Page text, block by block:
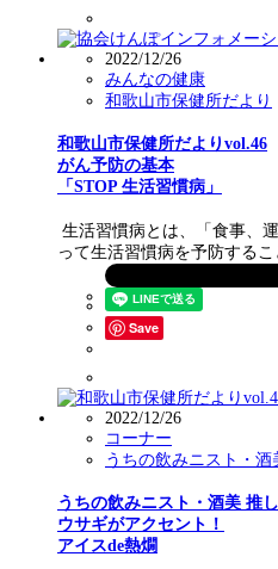
2022/12/26
みんなの健康
和歌山市保健所だより
和歌山市保健所だよりvol.46
がん予防の基本
「STOP 生活習慣病」
生活習慣病とは、「食事、
って生活習慣病を予防する
Save
2022/12/26
コーナー
うちの飲みニスト・
うちの飲みニスト・酒美 推
ウサギがアクセント！
アイスde熱燗